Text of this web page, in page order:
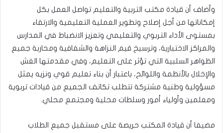
وأضاف أن قيادة مكتب التربية والتعليم تواصل العمل بكل
إمكاناتها من أجل إصلاح وتطوير العملية التعليمية والارتقاء
بمستوى الأداء التربوي والتعليمي وتعزيز الانضباط في المدارس
والمراكز الاختبارية، وترسيخ قيم النزاهة والشفافية ومحاربة جميع
الظواهر السلبية التي تؤثر على التعليم، وفي مقدمتها الغش
والإخلال بالأنظمة واللوائح، باعتبار أن بناء تعليم قوي ونزيه يمثل
مسؤولية وطنية مشتركة تتطلب تكاتف الجميع من قيادات تربوية
ومعلمين وأولياء أمور وسلطات محلية ومجتمع محلي.
مضيفا أن قيادة المكتب حريصة على مستقبل جميع الطلاب